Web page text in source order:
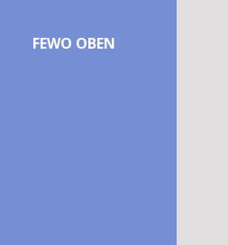
FEWO OBEN